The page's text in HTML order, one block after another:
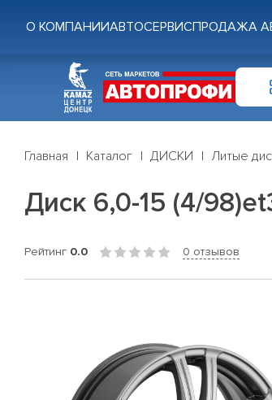
О КОМПАНИИАВТОСЕРВИСПРОДАЖА
Главная Каталог ДИСКИ Литые
Диск 6,0-15 (4/
Рейтинг 0.0 0 отзывов